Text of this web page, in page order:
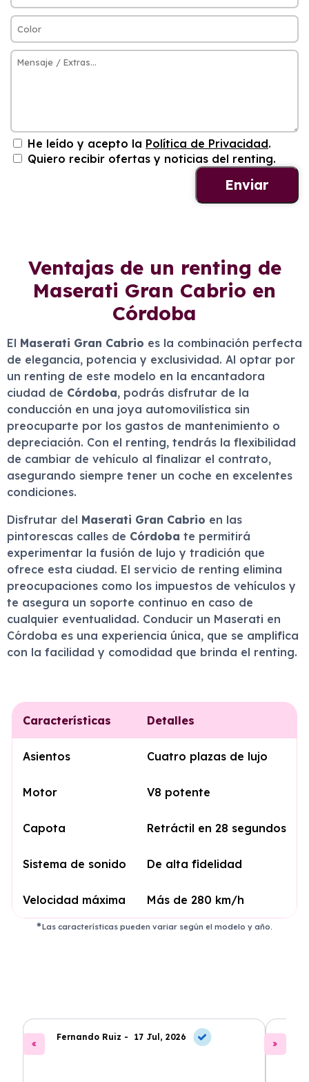
He leído y acepto la Política de Privacidad.
Quiero recibir ofertas y noticias del renting.
Ventajas de un renting de
Maserati Gran Cabrio en
Córdoba
El Maserati Gran Cabrio es la combinación perfecta
de elegancia, potencia y exclusividad. Al optar por
un renting de este modelo en la encantadora
ciudad de Córdoba, podrás disfrutar de la
conducción en una joya automovilística sin
preocuparte por los gastos de mantenimiento o
depreciación. Con el renting, tendrás la flexibilidad
de cambiar de vehículo al finalizar el contrato,
asegurando siempre tener un coche en excelentes
condiciones.
Disfrutar del Maserati Gran Cabrio en las
pintorescas calles de Córdoba te permitirá
experimentar la fusión de lujo y tradición que
ofrece esta ciudad. El servicio de renting elimina
preocupaciones como los impuestos de vehículos y
te asegura un soporte continuo en caso de
cualquier eventualidad. Conducir un Maserati en
Córdoba es una experiencia única, que se amplifica
con la facilidad y comodidad que brinda el renting.
Características Detalles
Asientos Cuatro plazas de lujo
Motor V8 potente
Capota Retráctil en 28 segundos
Sistema de sonido De alta fidelidad
Velocidad máxima Más de 280 km/h
Las características pueden variar según el modelo y año.
Fernando Ruiz - 17 Jul, 2026